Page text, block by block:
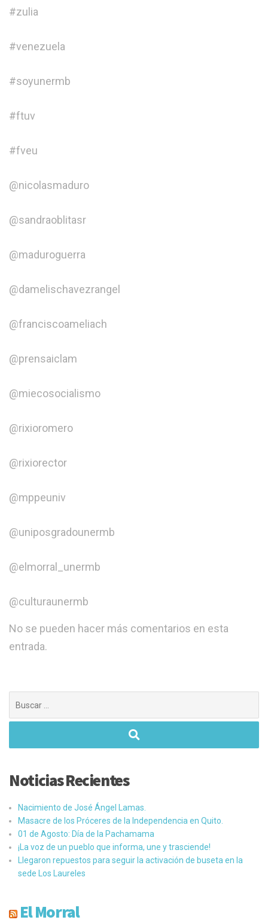
#zulia
#venezuela
#soyunermb
#ftuv
#fveu
@nicolasmaduro
@sandraoblitasr
@maduroguerra
@damelischavezrangel
@franciscoameliach
@prensaiclam
@miecosocialismo
@rixioromero
@rixiorector
@mppeuniv
@uniposgradounermb
@elmorral_unermb
@culturaunermb
No se pueden hacer más comentarios en esta
entrada.
Noticias Recientes
Nacimiento de José Ángel Lamas.
Masacre de los Próceres de la Independencia en Quito.
01 de Agosto: Día de la Pachamama
¡La voz de un pueblo que informa, une y trasciende!
Llegaron repuestos para seguir la activación de buseta en la
sede Los Laureles
El Morral